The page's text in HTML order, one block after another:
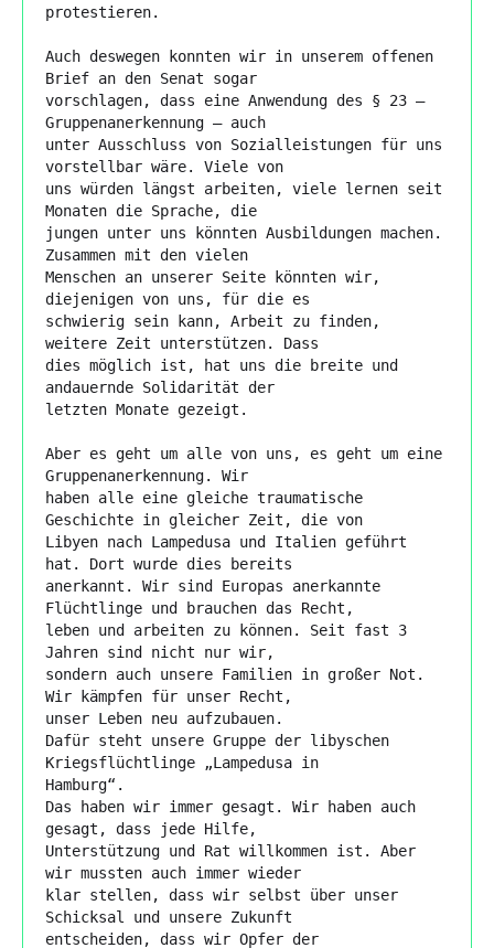
protestieren.
Auch deswegen konnten wir in unserem offenen
Brief an den Senat sogar
vorschlagen, dass eine Anwendung des § 23 –
Gruppenanerkennung – auch
unter Ausschluss von Sozialleistungen für uns
vorstellbar wäre. Viele von
uns würden längst arbeiten, viele lernen seit
Monaten die Sprache, die
jungen unter uns könnten Ausbildungen machen.
Zusammen mit den vielen
Menschen an unserer Seite könnten wir,
diejenigen von uns, für die es
schwierig sein kann, Arbeit zu finden,
weitere Zeit unterstützen. Dass
dies möglich ist, hat uns die breite und
andauernde Solidarität der
letzten Monate gezeigt.
Aber es geht um alle von uns, es geht um eine
Gruppenanerkennung. Wir
haben alle eine gleiche traumatische
Geschichte in gleicher Zeit, die von
Libyen nach Lampedusa und Italien geführt
hat. Dort wurde dies bereits
anerkannt. Wir sind Europas anerkannte
Flüchtlinge und brauchen das Recht,
leben und arbeiten zu können. Seit fast 3
Jahren sind nicht nur wir,
sondern auch unsere Familien in großer Not.
Wir kämpfen für unser Recht,
unser Leben neu aufzubauen.
Dafür steht unsere Gruppe der libyschen
Kriegsflüchtlinge „Lampedusa in
Hamburg“.
Das haben wir immer gesagt. Wir haben auch
gesagt, dass jede Hilfe,
Unterstützung und Rat willkommen ist. Aber
wir mussten auch immer wieder
klar stellen, dass wir selbst über unser
Schicksal und unsere Zukunft
entscheiden, dass wir Opfer der